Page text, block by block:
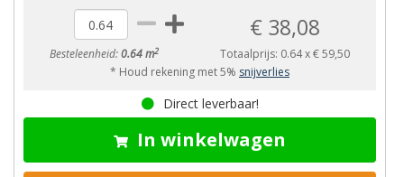
Besteleenheid:0.64 m2
€ 38,08
Totaalprijs: 0.64x€ 59,50
* Houd rekening met 5% snijverlies
Direct leverbaar!
In winkelwagen